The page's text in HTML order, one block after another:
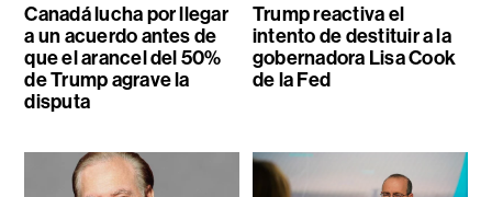
Canadá lucha por llegar
a un acuerdo antes de
que el arancel del 50%
de Trump agrave la
disputa
Trump reactiva el
intento de destituir a la
gobernadora Lisa Cook
de la Fed